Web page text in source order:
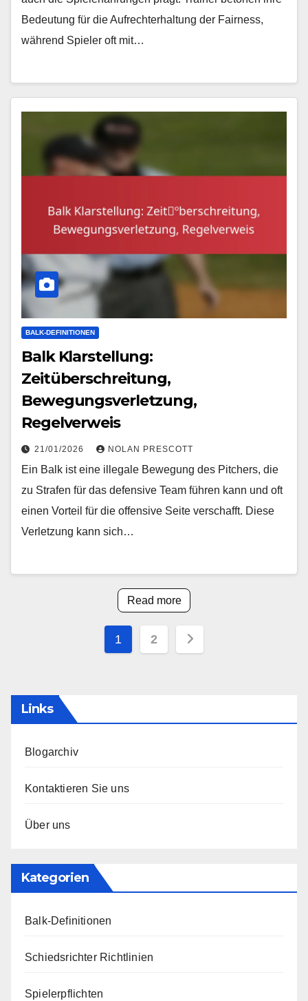
Bedeutung für die Aufrechterhaltung der Fairness,
während Spieler oft mit…
BALK-DEFINITIONEN
Balk Klarstellung:
Zeitüberschreitung,
Bewegungsverletzung,
Regelverweis
21/01/2026 NOLAN PRESCOTT
Ein Balk ist eine illegale Bewegung des Pitchers, die
zu Strafen für das defensive Team führen kann und oft
einen Vorteil für die offensive Seite verschafft. Diese
Verletzung kann sich…
Read more
Posts
1 2
Links
Blogarchiv
Kontaktieren Sie uns
Über uns
Kategorien
Balk-Definitionen
Schiedsrichter Richtlinien
Spielerpflichten